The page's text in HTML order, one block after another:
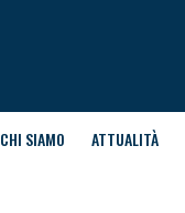
CHI SIAMO ATTUALITÀ